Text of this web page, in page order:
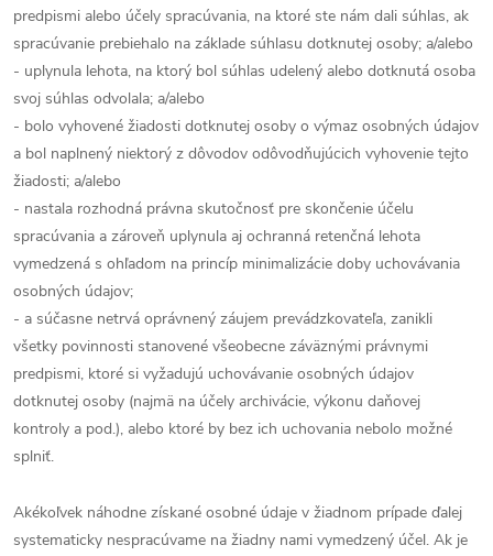
predpismi alebo účely spracúvania, na ktoré ste nám dali súhlas, ak
spracúvanie prebiehalo na základe súhlasu dotknutej osoby; a/alebo
- uplynula lehota, na ktorý bol súhlas udelený alebo dotknutá osoba
svoj súhlas odvolala; a/alebo
- bolo vyhovené žiadosti dotknutej osoby o výmaz osobných údajov
a bol naplnený niektorý z dôvodov odôvodňujúcich vyhovenie tejto
žiadosti; a/alebo
- nastala rozhodná právna skutočnosť pre skončenie účelu
spracúvania a zároveň uplynula aj ochranná retenčná lehota
vymedzená s ohľadom na princíp minimalizácie doby uchovávania
osobných údajov;
- a súčasne netrvá oprávnený záujem prevádzkovateľa, zanikli
všetky povinnosti stanovené všeobecne záväznými právnymi
predpismi, ktoré si vyžadujú uchovávanie osobných údajov
dotknutej osoby (najmä na účely archivácie, výkonu daňovej
kontroly a pod.), alebo ktoré by bez ich uchovania nebolo možné
splniť.
Akékoľvek náhodne získané osobné údaje v žiadnom prípade ďalej
systematicky nespracúvame na žiadny nami vymedzený účel. Ak je